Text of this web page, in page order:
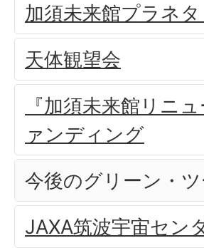
加須未来館プラネ
天体観望会
『加須未来館リニ
ァンディング
今後のグリーン・
JAXA筑波宇宙セン